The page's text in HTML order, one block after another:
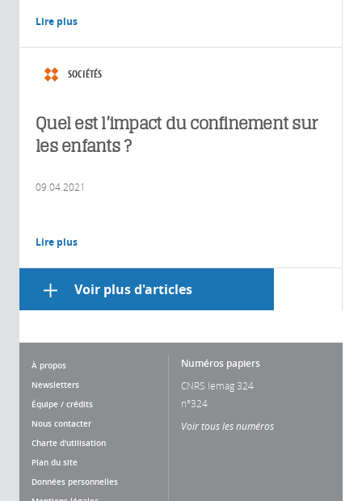
Lire plus
SOCIÉTÉS
Quel est l’impact du confinement sur
les enfants ?
09.04.2021
Lire plus
Voir plus d'articles
À propos
Newsletters
Équipe / crédits
Nous contacter
Charte d'utilisation
Plan du site
Données personnelles
Numéros papiers
CNRS lemag 324
n°324
Voir tous les numéros